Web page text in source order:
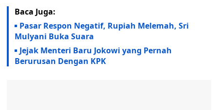
Baca Juga:
Pasar Respon Negatif, Rupiah Melemah, Sri
Mulyani Buka Suara
Jejak Menteri Baru Jokowi yang Pernah
Berurusan Dengan KPK